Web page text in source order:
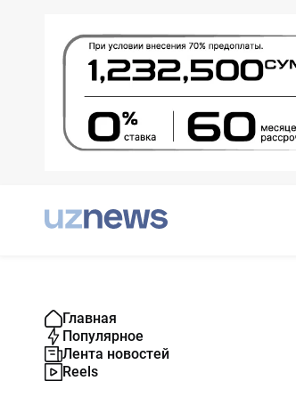
Главная
Популярное
Лента новостей
Reels